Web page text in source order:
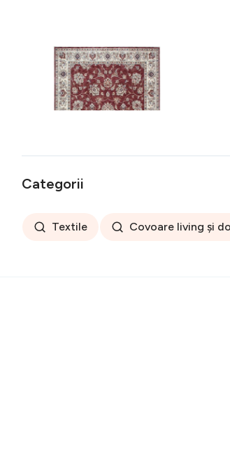
Covor rezistent Eko, ALT 05 - Red,
Ivory, 100% poliester, 80 x 150 cm
441
Categorii
Textile Covoare living și